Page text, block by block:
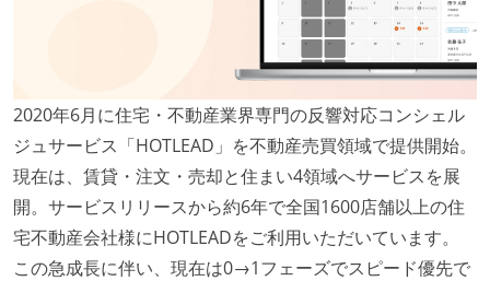
2020年6月に住宅・不動産業界専門の反響対応コンシェル
ジュサービス「HOTLEAD」を不動産売買領域で提供開始。
現在は、賃貸・注文・売却と住まい4領域へサービスを展
開。サービスリリースから約6年で全国1600店舗以上の住
宅不動産会社様にHOTLEADをご利用いただいています。
この急成長に伴い、現在は0→1フェーズでスピード優先で